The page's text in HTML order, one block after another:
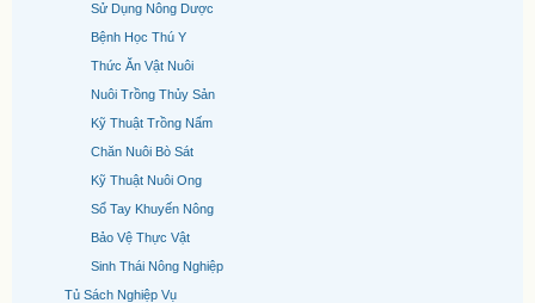
Sử Dụng Nông Dược
Bệnh Học Thú Y
Thức Ăn Vật Nuôi
Nuôi Trồng Thủy Sản
Kỹ Thuật Trồng Nấm
Chăn Nuôi Bò Sát
Kỹ Thuật Nuôi Ong
Sổ Tay Khuyến Nông
Bảo Vệ Thực Vật
Sinh Thái Nông Nghiệp
Tủ Sách Nghiệp Vụ